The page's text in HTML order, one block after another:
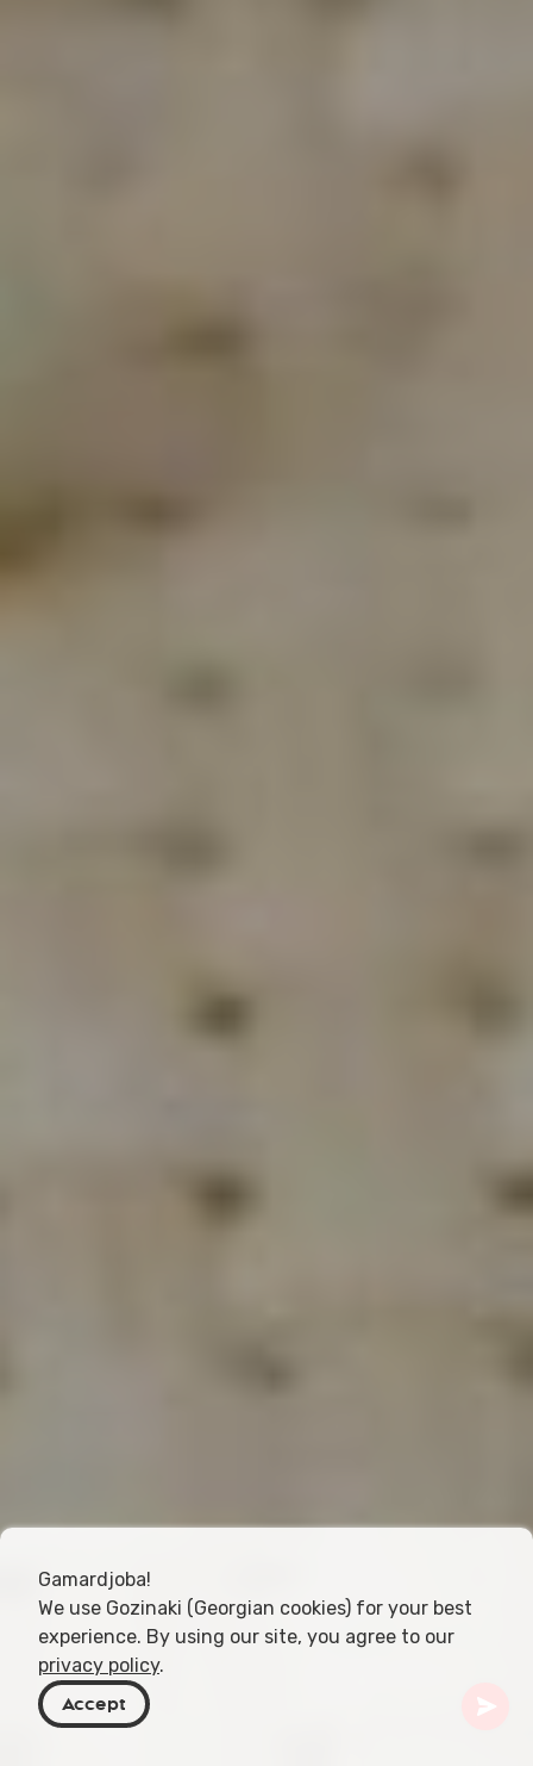
Gamardjoba!
We use Gozinaki (Georgian cookies) for your best
experience. By using our site, you agree to our
privacy policy.
Accept